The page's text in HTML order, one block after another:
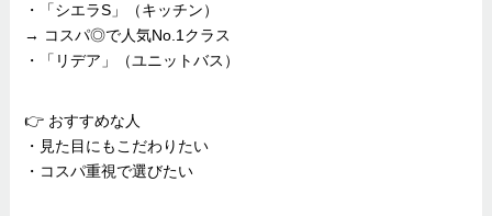
・「シエラS」（キッチン）
→ コスパ◎で人気No.1クラス
・「リデア」（ユニットバス）
👉 おすすめな人
・見た目にもこだわりたい
・コスパ重視で選びたい